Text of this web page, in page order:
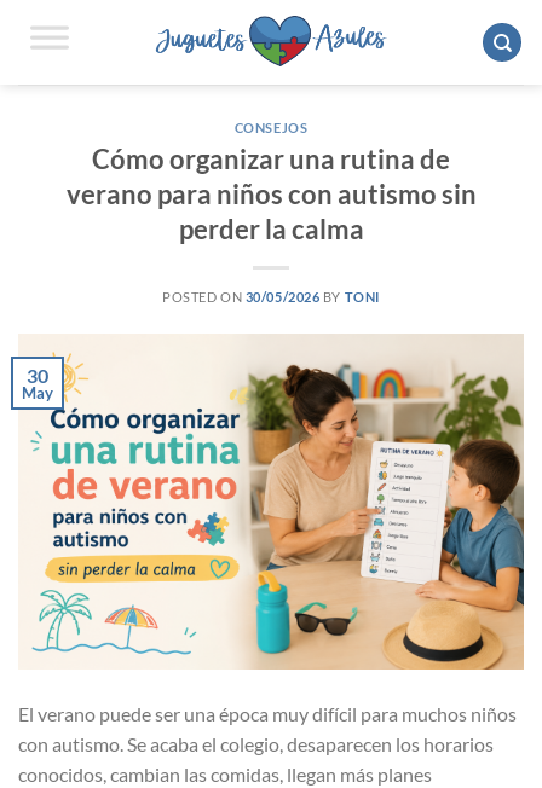
CONSEJOS
Cómo organizar una rutina de
verano para niños con autismo sin
perder la calma
POSTED ON 30/05/2026 BY TONI
30
May
El verano puede ser una época muy difícil para muchos niños
con autismo. Se acaba el colegio, desaparecen los horarios
conocidos, cambian las comidas, llegan más planes